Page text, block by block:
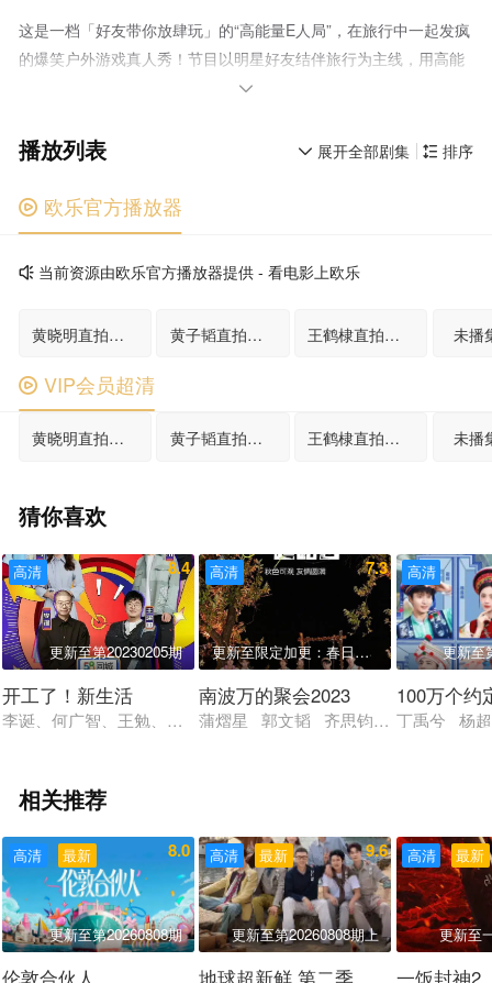
这是一档「好友带你放肆玩」的“高能量E人局”，在旅行中一起发疯
的爆笑户外游戏真人秀！节目以明星好友结伴旅行为主线，用高能
抽象游戏任务打造解压式快乐体验——和能让你笑到缺氧的人，去
挑战，让每个人都能在欢笑中找回痛快生活的能量，打造下一代全

 排序
 展开全部剧集
播放列表
 欧乐官方播放器
当前资源由欧乐官方播放器提供 - 看电影上欧乐
黄晓明直拍合集 黄子韬直拍合集 王鹤棣直拍合集 未播
 VIP会员超清
黄晓明直拍合集 黄子韬直拍合集 王鹤棣直拍合集 未播
猜你喜欢
高清 8.4
更新至第20230205期
开工了！新生活
李诞、何广智、王勉、王建国、小佳、孟川、鸟鸟、吐提
高清 7.3
更新至限定加更：春日南波万踏青季
南波万的聚会2023
蒲熠星 郭文韬 齐思钧 唐九洲 邵
高清
更新至
100万个约
丁禹兮 杨
相关推荐
最新
高清 8.0
更新至第20260808期
伦敦合伙人
最新
高清 9.6
更新至第20260808期上
地球超新鲜 第二季
最新
高清
更新至
一饭封神2